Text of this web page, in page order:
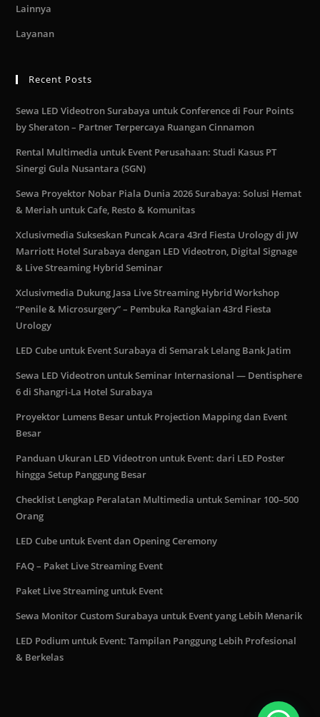
Lainnya
Layanan
Recent Posts
Sewa LED Videotron Surabaya untuk Conference di Four Points
by Sheraton – Partner Terpercaya Ruangan Cinnamon
Rental Multimedia untuk Event Perusahaan: Studi Kasus PT
Sinergi Gula Nusantara (SGN)
Sewa Proyektor Nobar Piala Dunia 2026 Surabaya: Solusi Hemat
& Meriah untuk Cafe, Resto & Komunitas
Xclusivmedia Sukseskan Puncak Acara 43rd Fiesta Urology di JW
Marriott Hotel Surabaya dengan LED Videotron, Digital Signage
& Live Streaming Hybrid Seminar
Xclusivmedia Dukung Jasa Live Streaming Hybrid Workshop
“Penile & Microsurgery” – Pembuka Rangkaian 43rd Fiesta
Urology
LED Cube untuk Event Surabaya di Semarak Lelang Bank Jatim
Sewa LED Videotron untuk Seminar Internasional — Dentisphere
6 di Shangri-La Hotel Surabaya
Proyektor Lumens Besar untuk Projection Mapping dan Event
Besar
Panduan Ukuran LED Videotron untuk Event: dari LED Poster
hingga Setup Panggung Besar
Checklist Lengkap Peralatan Multimedia untuk Seminar 100–500
Orang
LED Cube untuk Event dan Opening Ceremony
FAQ – Paket Live Streaming Event
Paket Live Streaming untuk Event
Sewa Monitor Custom Surabaya untuk Event yang Lebih Menarik
LED Podium untuk Event: Tampilan Panggung Lebih Profesional
& Berkelas